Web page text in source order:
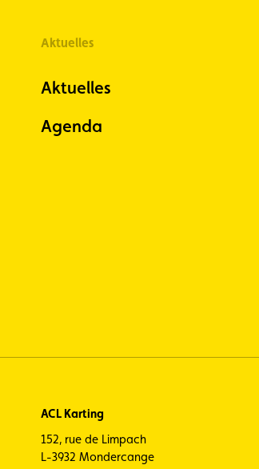
Aktuelles
Aktuelles
Agenda
ACL Karting
152, rue de Limpach
L-3932 Mondercange